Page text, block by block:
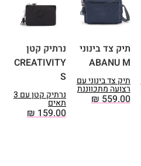
תיק צד בינוני
ABANU M
תיק צד בינוני עם
רצועה מתכווננת
₪559.00
נרתיק קטן
CREATIVITY
S
נרתיק קטן עם 3
תאים
₪159.00